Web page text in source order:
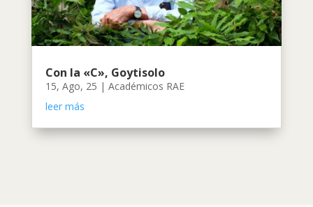
Con la «C», Goytisolo
15, Ago, 25 | Académicos RAE
leer más